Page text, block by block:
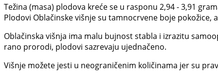
Težina (masa) plodova kreće se u rasponu 2,94 - 3,91
Plodovi Oblačinske višnje su tamnocrvene boje
Oblačinska višnja ima malu bujnost stabla i izrazitu
rano prorodi, plodovi sazrevaju ujednačeno.
Višnje možete jesti u neograničenim količinama jer su